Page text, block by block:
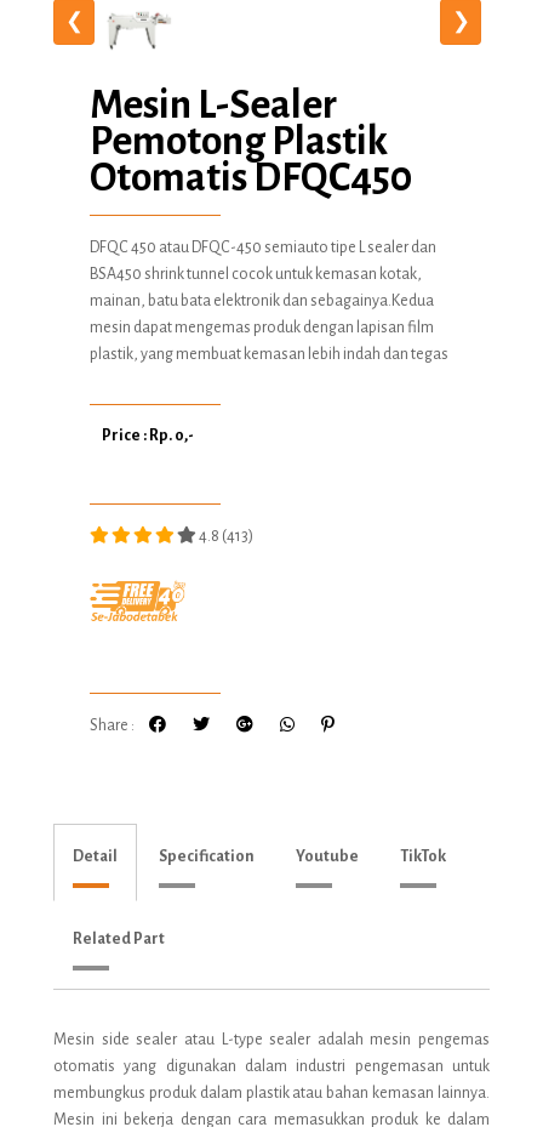
❮ ❯
Mesin L-Sealer
Pemotong Plastik
Otomatis DFQC450
DFQC 450 atau DFQC-450 semiauto tipe L sealer dan
BSA450 shrink tunnel cocok untuk kemasan kotak,
mainan, batu bata elektronik dan sebagainya.Kedua
mesin dapat mengemas produk dengan lapisan film
plastik, yang membuat kemasan lebih indah dan tegas
Price : Rp. 0,-
4.8 (413)
Share :
Detail Specification Youtube TikTok
Related Part
Mesin side sealer atau L-type sealer adalah mesin pengemas
otomatis yang digunakan dalam industri pengemasan untuk
membungkus produk dalam plastik atau bahan kemasan lainnya.
Mesin ini bekerja dengan cara memasukkan produk ke dalam